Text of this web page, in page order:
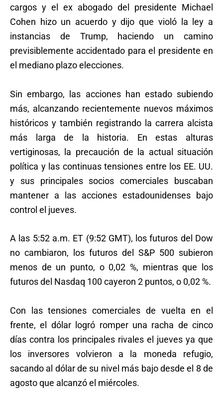
cargos y el ex abogado del presidente Michael
Cohen hizo un acuerdo y dijo que violó la ley a
instancias de Trump, haciendo un camino
previsiblemente accidentado para el presidente en
el mediano plazo elecciones.
Sin embargo, las acciones han estado subiendo
más, alcanzando recientemente nuevos máximos
históricos y también registrando la carrera alcista
más larga de la historia. En estas alturas
vertiginosas, la precaución de la actual situación
política y las continuas tensiones entre los EE. UU.
y sus principales socios comerciales buscaban
mantener a las acciones estadounidenses bajo
control el jueves.
A las 5:52 a.m. ET (9:52 GMT), los futuros del Dow
no cambiaron, los futuros del S&P 500 subieron
menos de un punto, o 0,02 %, mientras que los
futuros del Nasdaq 100 cayeron 2 puntos, o 0,02 %.
Con las tensiones comerciales de vuelta en el
frente, el dólar logró romper una racha de cinco
días contra los principales rivales el jueves ya que
los inversores volvieron a la moneda refugio,
sacando al dólar de su nivel más bajo desde el 8 de
agosto que alcanzó el miércoles.